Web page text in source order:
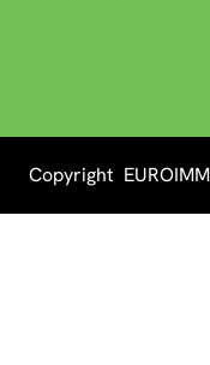
Copyright